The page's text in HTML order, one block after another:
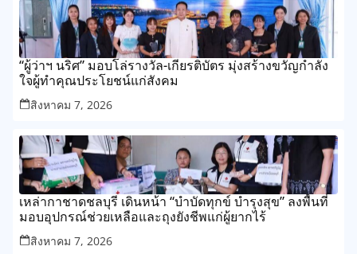
“ผู้ว่าฯ นริศ” มอบโล่รางวัล-เกียรติบัตร มุ่งสร้างขวัญกำลัง
ใจผู้ทำคุณประโยชน์แก่สังคม
สิงหาคม 7, 2026
เหล่ากาชาดชลบุรี เดินหน้า “บำบัดทุกข์ บำรุงสุข” ลงพื้นที่
มอบอุปกรณ์ช่วยเหลือและถุงยังชีพแก่ผู้ยากไร้
สิงหาคม 7, 2026